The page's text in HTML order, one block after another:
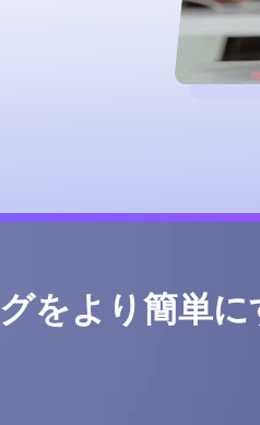
をより簡単